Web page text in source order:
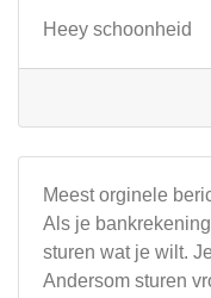
Heey schoonheid
Meest orginele
Als je
sturen wat je wilt.
Andersom sturen